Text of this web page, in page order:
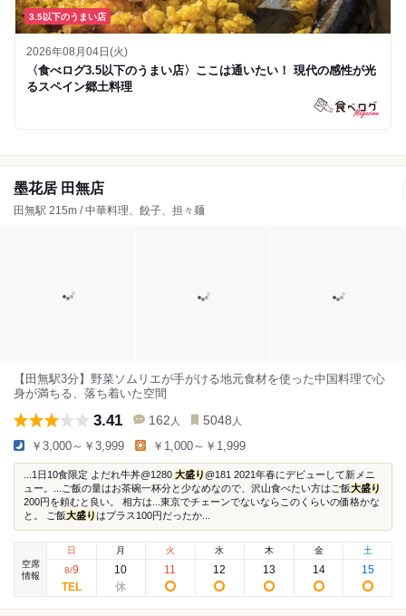
3.5以下のうまい店
2026年08月04日(火)
〈食べログ3.5以下のうまい店〉ここは通いたい！ 現代の感性が光
るスペイン郷土料理
墨花居 田無店
田無駅 215m / 中華料理、餃子、担々麺
【田無駅3分】野菜ソムリエが手がける地元食材を使った中国料理で心
身が満ちる、落ち着いた空間
3.41 162 人 5048 人
￥3,000～￥3,999 ￥1,000～￥1,999
...1日10食限定 よだれ牛丼@1280 大盛り@181 2021年春にデビューして新メニ
ュー。...ご飯の量はお茶碗一杯分と少なめなので、沢山食べたい方はご飯大盛り
200円を頼むと良い。 相方は...東京でチェーンでないならこのくらいの価格かな
と。 ご飯大盛りはプラス100円だったか...
空席
情報
日
8/9
月
10
火
11
水
12
木
13
金
14
土
15